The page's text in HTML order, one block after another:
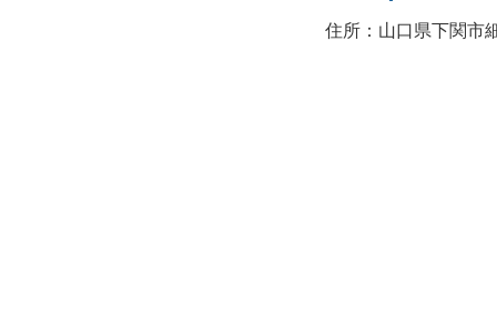
住所：山口県下関市